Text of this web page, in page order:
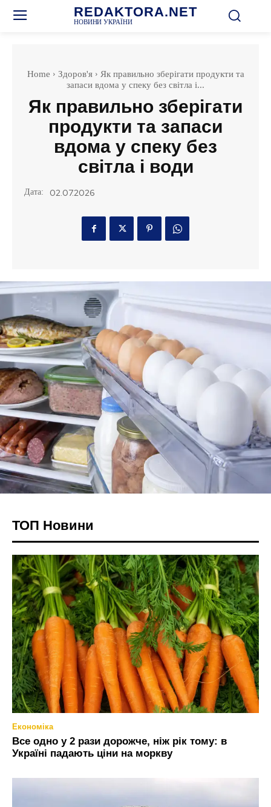
REDAKTORA.NET
НОВИНИ УКРАЇНИ
Home Здоров'я
Як правильно зберігати продукти та
запаси вдома у спеку без світла і...
Як правильно зберігати
продукти та запаси
вдома у спеку без
світла і води
Дата: 02.07.2026
ТОП Новини
Економіка
Все одно у 2 рази дорожче, ніж рік тому: в
Україні падають ціни на моркву